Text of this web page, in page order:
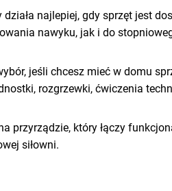
najlepiej, gdy sprzęt jest
nawyku, jak i do
jeśli chcesz mieć w domu
rozgrzewki, ćwiczenia
przyrządzie, który łączy
siłowni.